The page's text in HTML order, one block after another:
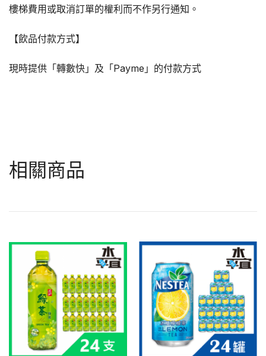
樓梯費用或取消訂單的權利而不作另行通知。
【飲品付款方式】
現時提供「轉數快」及「Payme」的付款方式
相關商品